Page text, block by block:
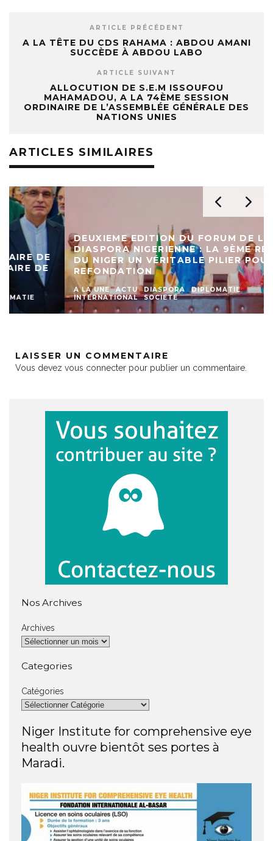
ARTICLE PRÉCÉDENT
A LA TÊTE DU CDS RAHAMA : ABDOU AMANI
SUCCÈDE À ABDOU LABO
ARTICLE SUIVANT
ALLOCUTION DE S.E.M ISSOUFOU
MAHAMADOU, A LA 74ÈME SESSION
ORDINAIRE DE L’ASSEMBLÉE GÉNÉRALE DES
NATIONS UNIES
ARTICLES SIMILAIRES
DEUXIEME EDITION DU FORUM DE LA
DIASPORA NIGERIENNE : LA 9ÈME RÉGION
DU NIGER UN VÉRITABLE PILIER POUR LA
REFONDATION
ACTU DIASPORA
DIPLOMATIE
INTERNATIONAL
SOCIETE
LAISSER UN COMMENTAIRE
Vous devez vous connecter pour publier un commentaire.
Nos Archives
Archives
Categories
Catégories
Niger Institute for comprehensive eye
health ouvre bientôt ses portes à
Maradi.